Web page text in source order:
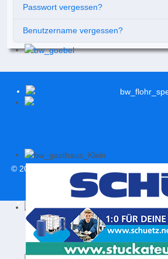
Passwort vergessen?
Benutzername vergessen?
© 2026
Datenschutzerklärung